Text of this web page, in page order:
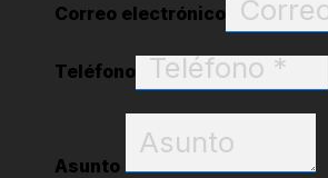
Correo electrónico
Teléfono
Asunto